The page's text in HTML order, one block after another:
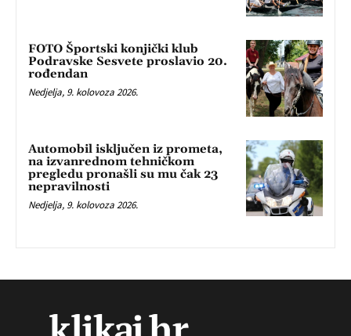
FOTO Športski konjički klub
Podravske Sesvete proslavio 20.
rođendan
Nedjelja, 9. kolovoza 2026.
Automobil isključen iz prometa,
na izvanrednom tehničkom
pregledu pronašli su mu čak 23
nepravilnosti
Nedjelja, 9. kolovoza 2026.